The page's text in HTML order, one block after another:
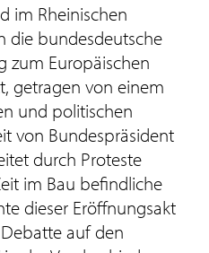
im Rheinischen
die bundesdeutsche
zum Europäischen
getragen von einem
und politischen
von Bundespräsident
durch Proteste
im Bau befindliche
dieser Eröffnungsakt
auf den